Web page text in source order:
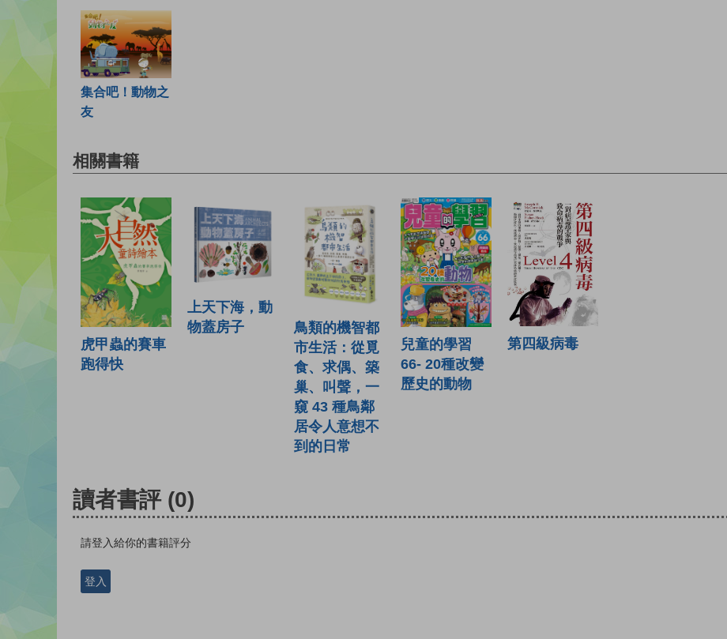
集合吧！動物之
友
相關書籍
虎甲蟲的賽車
跑得快
上天下海，動
物蓋房子
鳥類的機智都
市生活：從覓
食、求偶、築
巢、叫聲，一
窺 43 種鳥鄰
居令人意想不
到的日常
兒童的學習
66- 20種改變
歷史的動物
第四級病毒
讀者書評 (0)
請登入給你的書籍評分
登入